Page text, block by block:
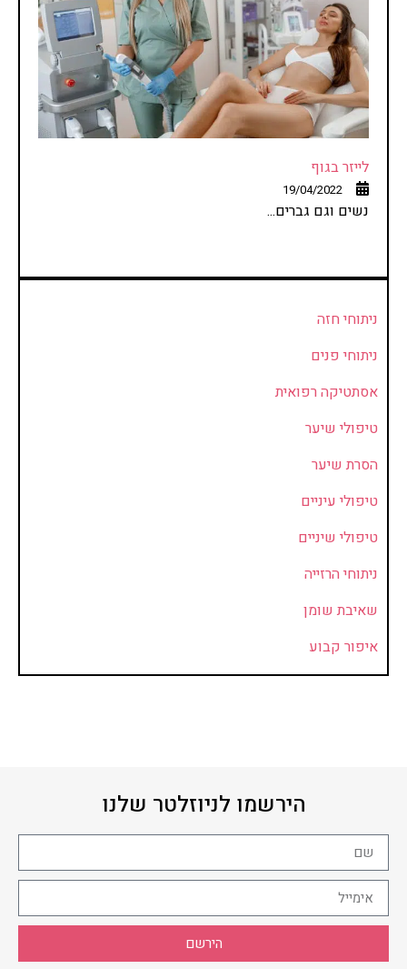
לייזר בגוף
19/04/2022
נשים וגם גברים...
ניתוחי חזה
ניתוחי פנים
אסתטיקה רפואית
טיפולי שיער
הסרת שיער
טיפולי עיניים
טיפולי שיניים
ניתוחי הרזייה
שאיבת שומן
איפור קבוע
הירשמו לניוזלטר שלנו
הירשם